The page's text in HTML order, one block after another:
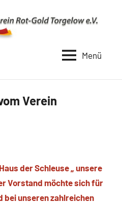
Menü
Verein
der Schleuse „ unsere
Vorstand möchte sich für
bei unseren zahlreichen